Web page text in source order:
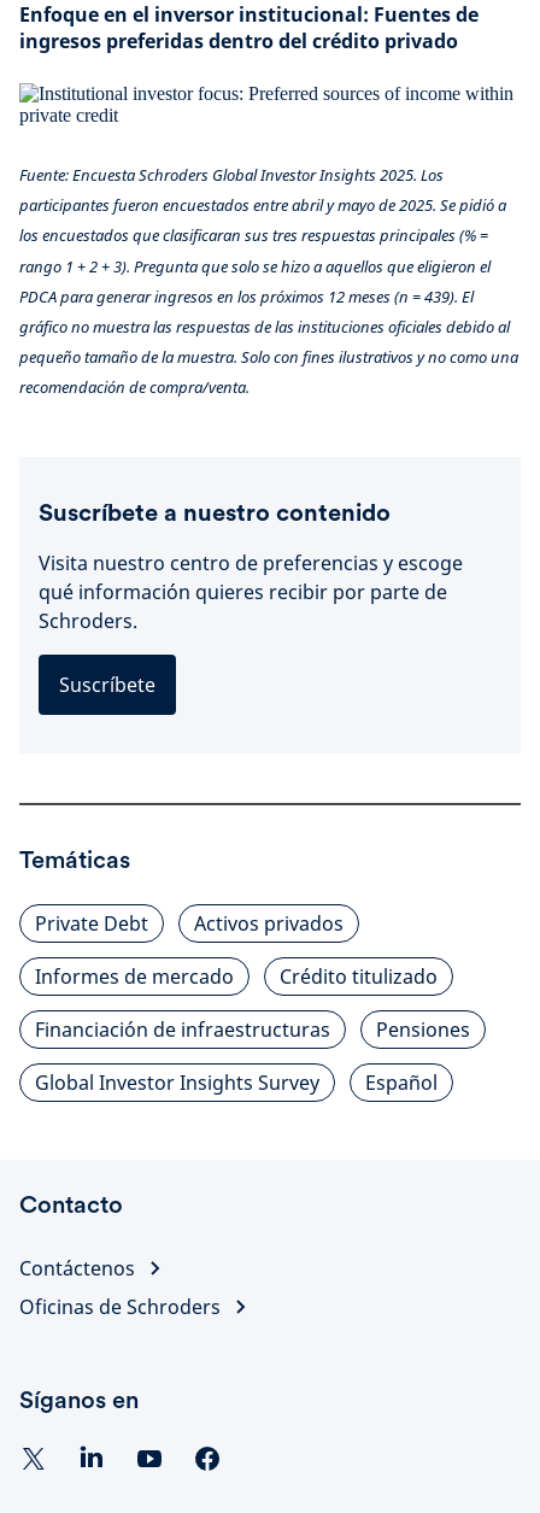
Enfoque en el inversor institucional: Fuentes de
ingresos preferidas dentro del crédito privado
Fuente: Encuesta Schroders Global Investor Insights 2025. Los
participantes fueron encuestados entre abril y mayo de 2025. Se pidió a
los encuestados que clasificaran sus tres respuestas principales (% =
rango 1 + 2 + 3). Pregunta que solo se hizo a aquellos que eligieron el
PDCA para generar ingresos en los próximos 12 meses (n = 439). El
gráfico no muestra las respuestas de las instituciones oficiales debido al
pequeño tamaño de la muestra. Solo con fines ilustrativos y no como una
recomendación de compra/venta.
Suscríbete a nuestro contenido
Visita nuestro centro de preferencias y escoge
qué información quieres recibir por parte de
Schroders.
Suscríbete
Temáticas
Private Debt
Activos privados
Informes de mercado
Crédito titulizado
Financiación de infraestructuras
Pensiones
Global Investor Insights Survey
Español
Contacto
Contáctenos
Oficinas de Schroders
Síganos en